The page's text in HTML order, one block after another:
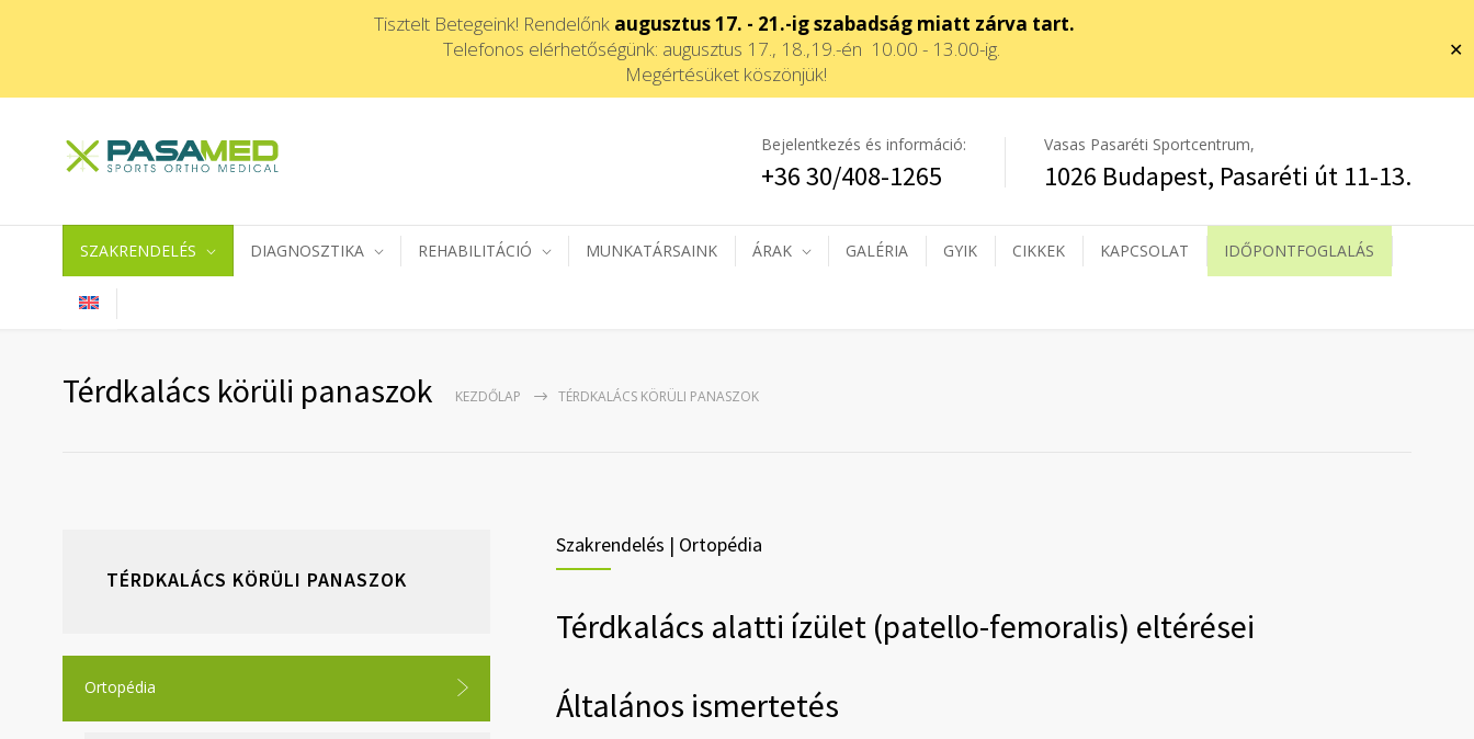
Tisztelt Betegeink! Rendelőnk augusztus 17. - 21.-ig szabadság miatt zárva tart.
Telefonos elérhetőségünk: augusztus 17., 18.,19.-én 10.00 - 13.00-ig.
Megértésüket köszönjük!
✕
Bejelentkezés és információ:
+36 30/408-1265
Vasas Pasaréti Sportcentrum,
1026 Budapest, Pasaréti út 11-13.
SZAKRENDELÉS DIAGNOSZTIKA REHABILITÁCIÓ MUNKATÁRSAINK ÁRAK GALÉRIA GYIK CIKKEK KAPCSOLAT IDŐPONTFOGLALÁS
Térdkalács körüli panaszok KEZDŐLAP TÉRDKALÁCS KÖRÜLI PANASZOK
TÉRDKALÁCS KÖRÜLI PANASZOK
Ortopédia
Szakrendelés | Ortopédia
Térdkalács alatti ízület (patello-femoralis) eltérései
Általános ismertetés